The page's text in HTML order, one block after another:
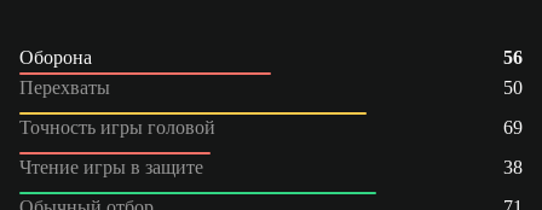
Оборона
56
Перехваты
50
Точность игры головой
69
Чтение игры в защите
38